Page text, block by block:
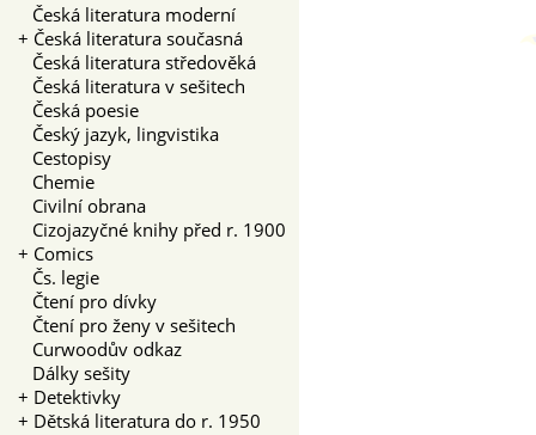
Česká literatura moderní
+ Česká literatura současná
Česká literatura středověká
Česká literatura v sešitech
Česká poesie
Český jazyk, lingvistika
Cestopisy
Chemie
Civilní obrana
Cizojazyčné knihy před r. 1900
+ Comics
Čs. legie
Čtení pro dívky
Čtení pro ženy v sešitech
Curwoodův odkaz
Dálky sešity
+ Detektivky
+ Dětská literatura do r. 1950